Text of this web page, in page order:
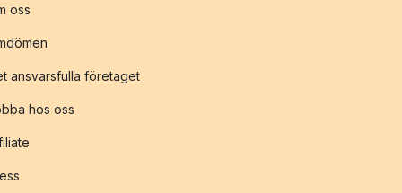
oss
ansvarsfulla företaget
hos oss